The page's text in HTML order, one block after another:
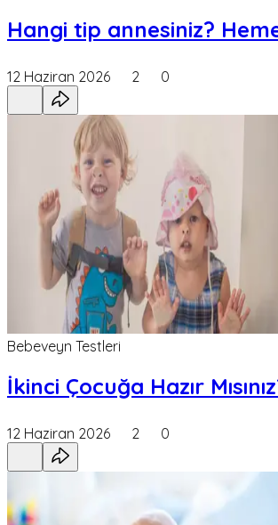
Hangi tip annesiniz?
12 Haziran 2026 2 0
Bebeveyn Testleri
İkinci Çocuğa Hazır
12 Haziran 2026 2 0